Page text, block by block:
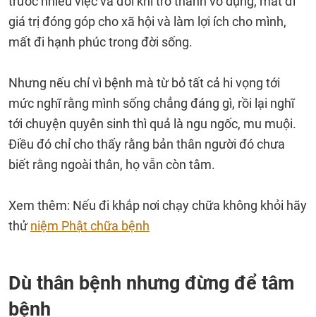
giá trị đóng góp cho xã hội và làm lợi ích cho mình,
mất đi hạnh phúc trong đời sống.
Nhưng nếu chỉ vì bệnh mà từ bỏ tất cả hi vọng tới
mức nghĩ rằng mình sống chẳng đáng gì, rồi lại nghĩ
tới chuyện quyên sinh thì quả là ngu ngốc, mu muội.
Điều đó chỉ cho thấy rằng bản thân người đó chưa
biết rằng ngoài thân, họ vẫn còn tâm.
Xem thêm: Nếu đi khắp nơi chạy chữa không khỏi hãy
thửniệm Phật chữa bệnh
Dù thân bệnh nhưng đừng để tâm
bệnh